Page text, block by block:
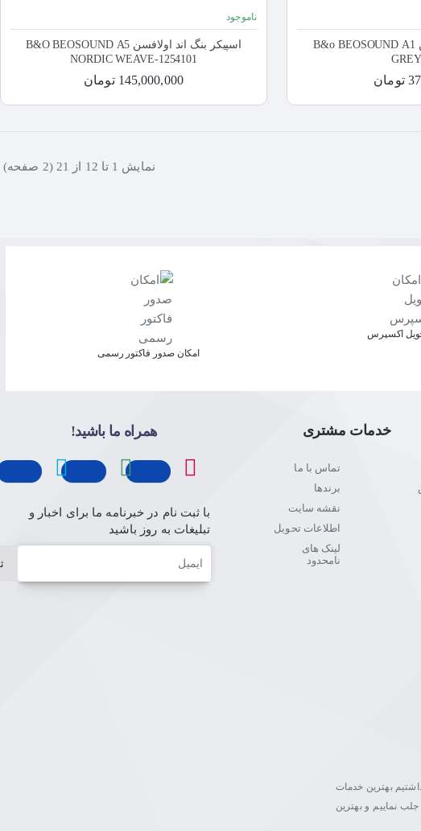
اسپیکر بنگ اند اولافسن B&o BEOSOUND A1
ناموجود
اسپیکر بنگ اند اولافسن B&O BEOSOUND A5
NORDIC WEAVE-1254101
145,000,000 تومان
نمايش 1 تا 12 از 21 (2 صفحه)
اﮐﺴﭙﺮس
امکان صدور فاکتور رسمی
خدمات مشتری
تماس با ما
برندها
نقشه سایت
اطلاعات تحویل
لینک های
نامحدود
همراه ما باشید!
با ثبت نام در خبرنامه ما برای اخبار و
تبلیغات به روز باشید
ایمیل
سعی داشتیم بهترین خدمات
نماییم و بهترین